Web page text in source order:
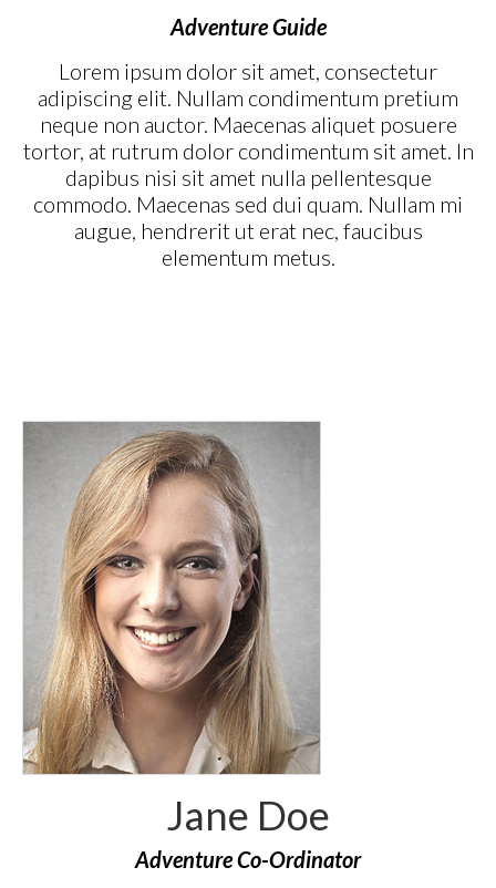
Adventure Guide
Lorem ipsum dolor sit amet, consectetur
adipiscing elit. Nullam condimentum pretium
neque non auctor. Maecenas aliquet posuere
tortor, at rutrum dolor condimentum sit amet. In
dapibus nisi sit amet nulla pellentesque
commodo. Maecenas sed dui quam. Nullam mi
augue, hendrerit ut erat nec, faucibus
elementum metus.
Jane Doe
Adventure Co-Ordinator